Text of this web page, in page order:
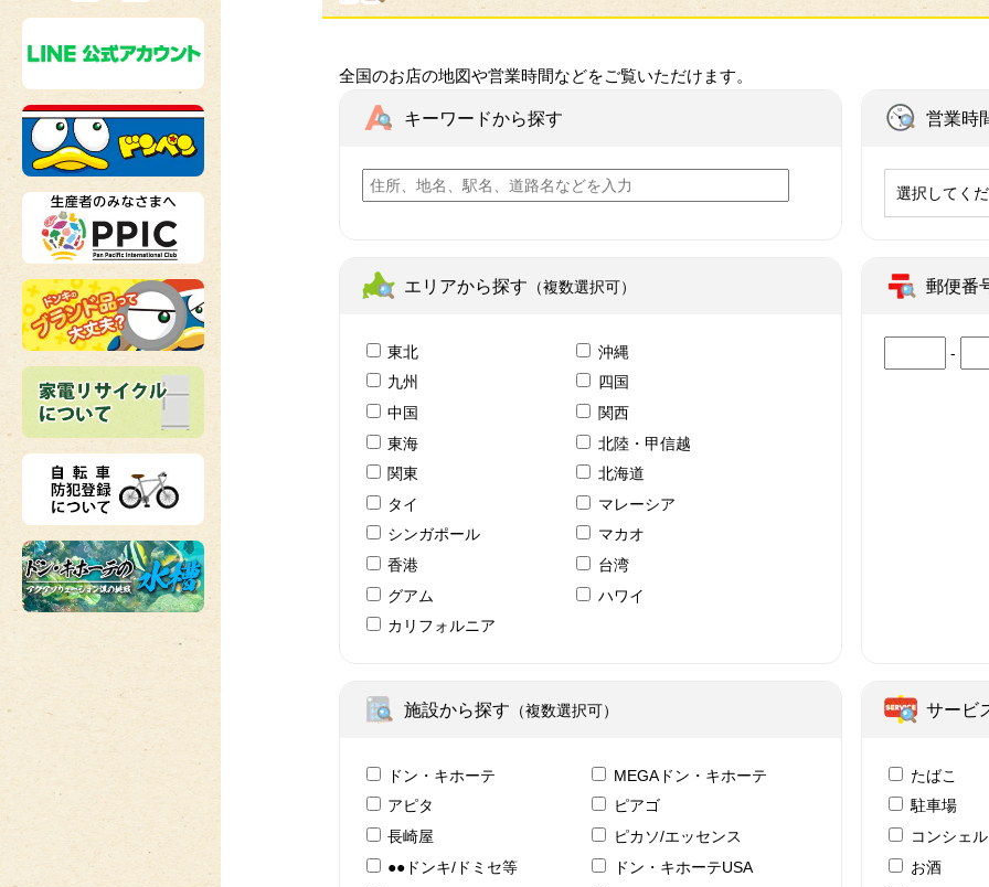
全国のお店の地図や営業時間などをご覧いただけます。
キーワードから探す 営業時
選択してく
エリアから探す （複数選択可）
東北
沖縄
九州
四国
中国
関西
東海
北陸・甲信越
関東
北海道
タイ
マレーシア
シンガポール
マカオ
香港
台湾
グアム
ハワイ
カリフォルニア
郵便番
-
施設から探す （複数選択可）
ドン・キホーテ
MEGAドン・キホーテ
アピタ
ピアゴ
長崎屋
ピカソ/エッセンス
●●ドンキ/ドミセ等
ドン・キホーテUSA
サービ
たばこ
駐車場
コンシェ
お酒